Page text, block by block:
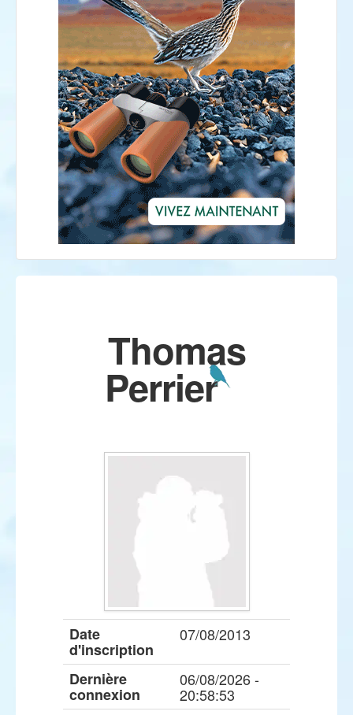
Thomas
Perrier
Date
d'inscription
07/08/2013
Dernière
connexion
06/08/2026 -
20:58:53